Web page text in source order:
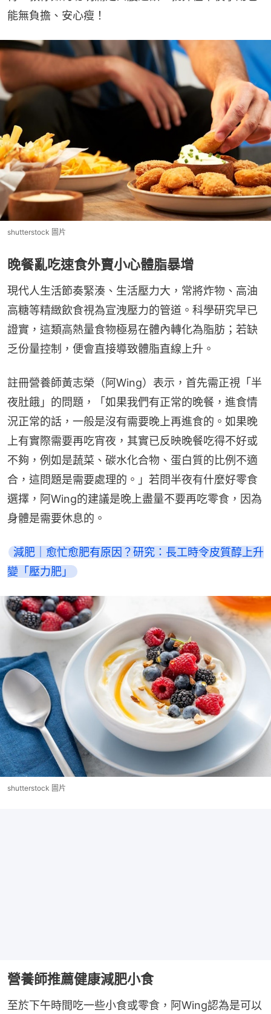
能無負擔、安心瘦！
shutterstock 圖片
晚餐亂吃速食外賣小心體脂暴增
現代人生活節奏緊湊、生活壓力大，常將炸物、高油
高糖等精緻飲食視為宣洩壓力的管道。科學研究早已
證實，這類高熱量食物極易在體內轉化為脂肪；若缺
乏份量控制，便會直接導致體脂直線上升。
註冊營養師黃志榮（阿Wing）表示，首先需正視「半
夜肚餓」的問題，「如果我們有正常的晚餐，進食情
況正常的話，一般是沒有需要晚上再進食的。如果晚
上有實際需要再吃宵夜，其實已反映晚餐吃得不好或
不夠，例如是蔬菜、碳水化合物、蛋白質的比例不適
合，這問題是需要處理的。」若問半夜有什麼好零食
選擇，阿Wing的建議是晚上盡量不要再吃零食，因為
身體是需要休息的。
減肥｜愈忙愈肥有原因？研究：長工時令皮質醇上升
變「壓力肥」
shutterstock 圖片
營養師推薦健康減肥小食
至於下午時間吃一些小食或零食，阿Wing認為是可以